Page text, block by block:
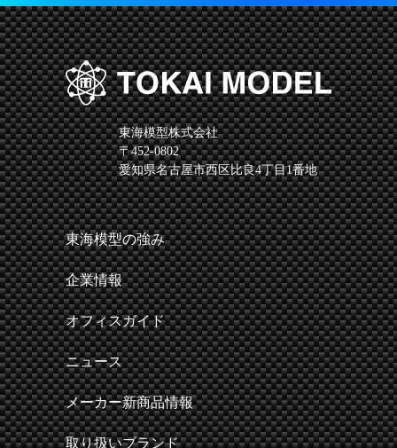
東海模型株式会社
〒452-0802
愛知県名古屋市西区比良4丁目1番地
東海模型の強み
企業情報
オフィスガイド
ニュース
メーカー新商品情報
取り扱いブランド